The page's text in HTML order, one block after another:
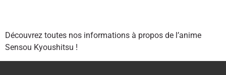
Découvrez toutes nos informations à propos de l’anime
Sensou Kyoushitsu !